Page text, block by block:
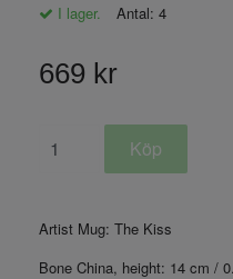
I lager. Antal: 4
669 kr
Artist Mug: The Kiss
Bone China, height: 14 cm /